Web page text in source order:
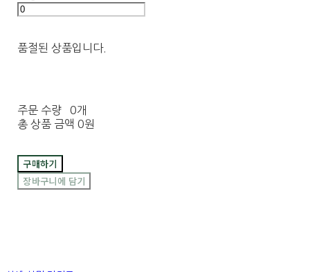
품절된 상품입니다.
주문 수량
0개
총 상품 금액 0원
구매하기
장바구니에 담기